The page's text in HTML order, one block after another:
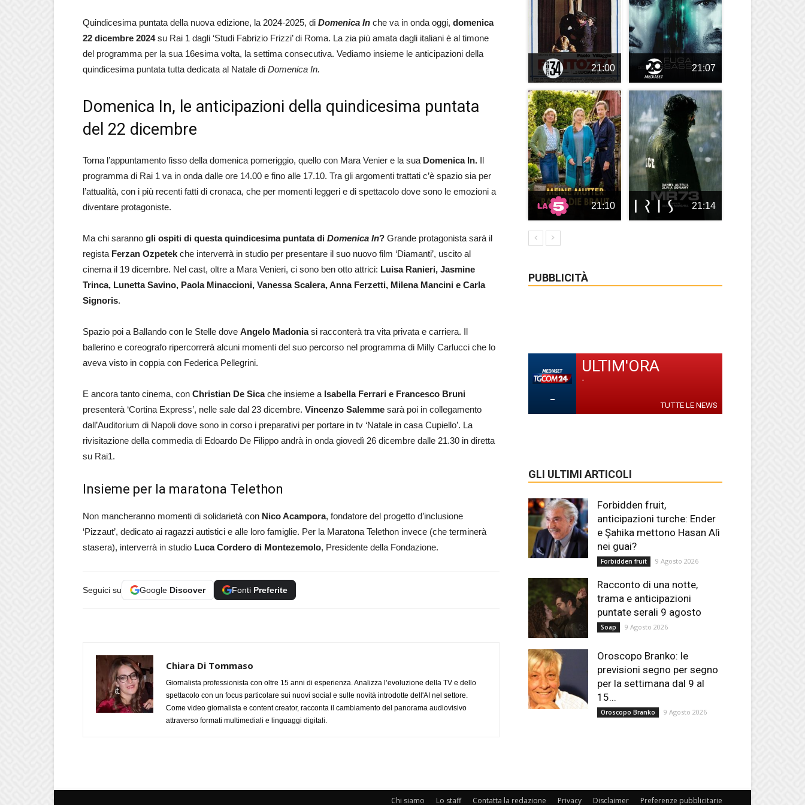
Quindicesima puntata della nuova edizione, la 2024-2025, di Domenica In che va in onda oggi, domenica
22 dicembre 2024su Rai 1 dagli ‘Studi Fabrizio Frizzi’ di Roma. La zia più amata dagli italiani è al timone
del programma per la sua 16esima volta, la settima consecutiva. Vediamo insieme le anticipazioni della
quindicesima puntata tutta dedicata al Natale di Domenica In.
Domenica In, le anticipazioni della quindicesima puntata
del 22 dicembre
Torna l’appuntamento fisso della domenica pomeriggio, quello con Mara Venier e la sua Domenica In. Il
programma di Rai 1 va in onda dalle ore 14.00 e fino alle 17.10. Tra gli argomenti trattati c’è spazio sia per
l’attualità, con i più recenti fatti di cronaca, che per momenti leggeri e di spettacolo dove sono le emozioni a
diventare protagoniste.
Ma chi saranno gli ospiti di questa quindicesima puntata di Domenica In? Grande protagonista sarà il
regista Ferzan Ozpetek che interverrà in studio per presentare il suo nuovo film ‘Diamanti’, uscito al
cinema il 19 dicembre. Nel cast, oltre a Mara Venieri, ci sono ben otto attrici: Luisa Ranieri, Jasmine
Trinca, Lunetta Savino, Paola Minaccioni, Vanessa Scalera, Anna Ferzetti, Milena Mancini e Carla
Signoris.
Spazio poi a Ballando con le Stelle dove Angelo Madoniasi racconterà tra vita privata e carriera. Il
ballerino e coreografo ripercorrerà alcuni momenti del suo percorso nel programma di Milly Carlucci che lo
aveva visto in coppia con Federica Pellegrini.
E ancora tanto cinema, con Christian De Sicache insieme a Isabella Ferrari e Francesco Bruni
presenterà ‘Cortina Express’, nelle sale dal 23 dicembre. Vincenzo Salemme sarà poi in collegamento
dall’Auditorium di Napoli dove sono in corso i preparativi per portare in tv ‘Natale in casa Cupiello’. La
rivisitazione della commedia di Edoardo De Filippo andrà in onda giovedì 26 dicembre dalle 21.30 in diretta
su Rai1.
Insieme per la maratona Telethon
Non mancheranno momenti di solidarietà con Nico Acampora, fondatore del progetto d’inclusione
‘Pizzaut’, dedicato ai ragazzi autistici e alle loro famiglie. Per la Maratona Telethon invece (che terminerà
stasera), interverrà in studio Luca Cordero di Montezemolo, Presidente della Fondazione.
Seguici su Google Discover Fonti Preferite
Chiara Di Tommaso
Giornalista professionista con oltre 15 anni di esperienza. Analizza l’evoluzione della TV e dello
spettacolo con un focus particolare sui nuovi social e sulle novità introdotte dell'AI nel settore.
Come video giornalista e content creator, racconta il cambiamento del panorama audiovisivo
attraverso formati multimediali e linguaggi digitali.
21:00 21:07
21:10 21:14
PUBBLICITÀ
-
ULTIM'ORA
-
TUTTE LE NEWS
GLI ULTIMI ARTICOLI
Forbidden fruit,
anticipazioni turche: Ender
e Şahika mettono Hasan Alì
nei guai?
Forbidden fruit 9 Agosto 2026
Racconto di una notte,
trama e anticipazioni
puntate serali 9 agosto
Soap 9 Agosto 2026
Oroscopo Branko: le
previsioni segno per segno
per la settimana dal 9 al
15...
Oroscopo Branko 9 Agosto 2026
Chi siamo Lo staff Contatta la redazione Privacy Disclaimer Preferenze pubblicitarie